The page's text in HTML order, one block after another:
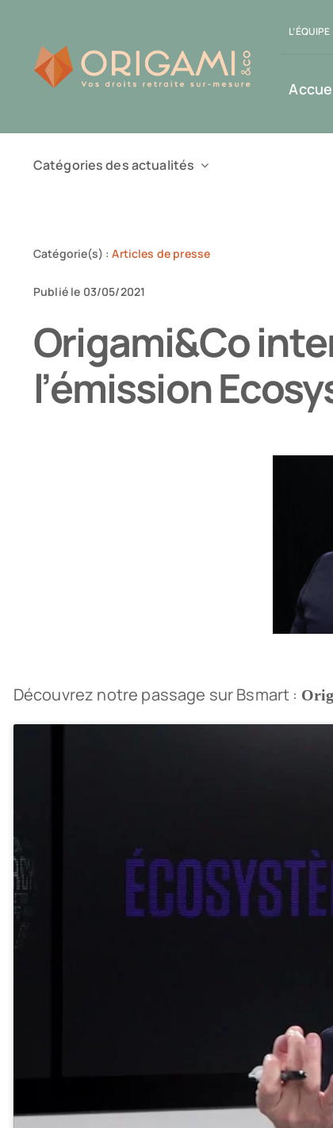
contenu
L’ÉQUIPE
Catégories des actualités
Catégorie(s) :Articles de presse
Publié le 03/05/2021
Origami&Co
l’émission
Découvrez notre passage sur Bsmart :